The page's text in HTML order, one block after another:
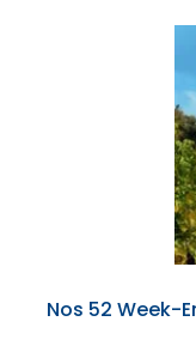
Nos 52 Week-